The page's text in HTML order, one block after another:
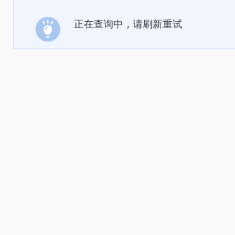
正在查询中，请刷新重试